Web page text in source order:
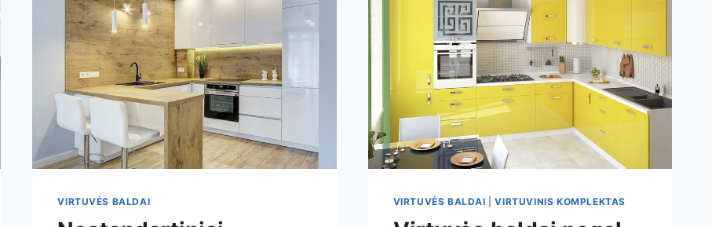
VIRTUVĖS BALDAI VIRTUVĖS BALDAI |VIRTUVINIS KOMPLEKTAS